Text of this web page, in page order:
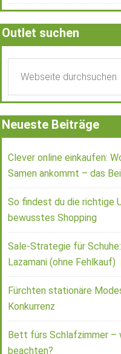
Outlet suchen
Neueste Beiträge
Clever online einkaufen:
Samen ankommt – das
So findest du die richtige
bewusstes Shopping
Sale-Strategie für
Lazamani (ohne Fehlkauf)
Fürchten stationäre
Konkurrenz
Bett fürs Schlafzimmer –
beachten?